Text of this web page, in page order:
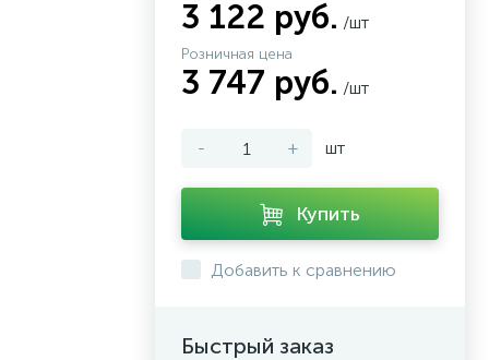
3 122 руб. /шт
Розничная цена
3 747 руб. /шт
- + шт
Купить
Добавить к сравнению
Быстрый заказ